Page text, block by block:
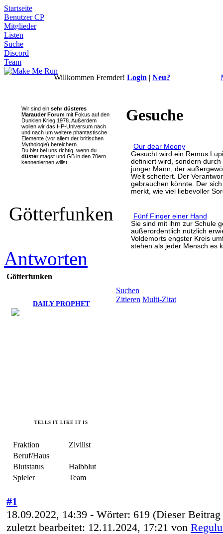
Startseite
Benutzer CP
Mitglieder
Listen
Suche
Discord
Team
Willkommen Fremder! Login | Neu?
Wir sind ein sehr düsteres
Marauder Forum mit Fokus auf den
Dunklen Krieg 1978. Außerdem
wollen wir das HP-Universum nach
und nach um weitere phantastische
Elemente (vor allem der britischen
Mythologie) bereichern.
Du bist bei uns richtig, wenn du
düstermagst und GB in den 70ern
kennenlernen willst.
Gesuche
Our dear Moony
Gesucht wird ein Remus
definiert wird, sondern
junger Mann, der
Welt scheitert. Der
gebrauchen könnte. Der
merkt, wie viel liebevoller
Fünf Finger einer Hand
Sie sind mit ihm zur Schule
außerordentlich nützlich
Voldemorts engster Kreis
stehen als jeder Mensch es
Götterfunken
Antworten
Götterfunken
DAILY PROPHET
TELLS IT LIKE IT IS
Fraktion
Zivilist
Beruf/Haus
Blutstatus
Halbblut
Spieler
Team
#1
18.09.2022, 14:39 - Wörter: 619 (Dieser
zuletzt bearbeitet: 12.11.2024, 17:21 von
Suchen
Zitieren Multi-Zitat